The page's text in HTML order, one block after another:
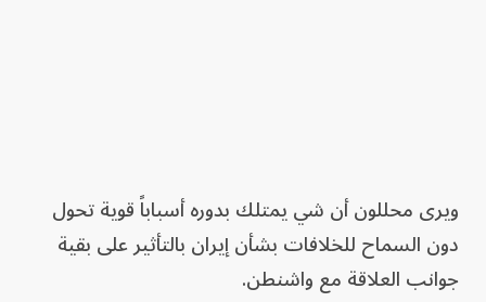
ويرى محللون أن شي يمتلك بدوره أسباباً قوية تحول
دون السماح للخلافات بشأن إيران بالتأثير على بقية
جوانب العلاقة مع واشنطن.